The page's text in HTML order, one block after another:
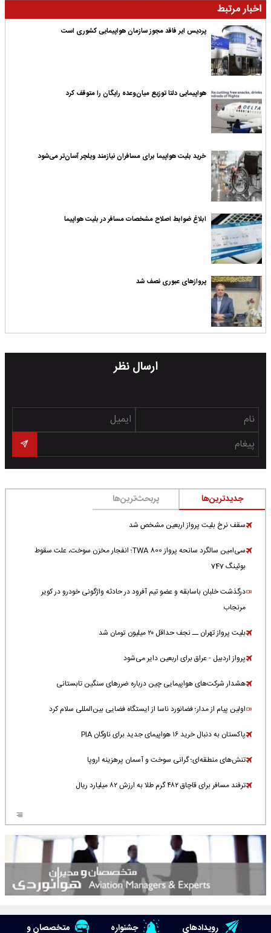
اخبار مرتبط
پردیس ایر فاقد مجوز سازمان هواپیمایی کشوری است
هواپیمایی دلتا توزیع میان‌وعده رایگان را متوقف کرد
خرید بلیت هواپیما برای مسافران نیازمند ویلچر آسان‌تر می‌شود
ابلاغ ضوابط اصلاح مشخصات مسافر در بلیت هواپیما
پروازهای عبوری نصف شد
ارسال نظر
جدیدترین‌ها پربحث‌ترین‌ها
سقف نرخ بلیت پرواز اربعین مشخص شد
سی‌امین سالگرد سانحه پرواز TWA 800؛ انفجار مخزن سوخت، علت سقوط
بوئینگ 747
درگذشت خلبان باسابقه و عضو تیم آفرود در حادثه واژگونی خودرو در کویر
مرنجاب
بلیت پرواز تهران ــ نجف حداقل ۲۰ میلیون تومان شد
پرواز اردبیل - عراق برای اربعین دایر می‌شود
هشدار شرکت‌های هواپیمایی چین درباره ضررهای سنگین تابستانی
اولین پیام از مدار؛ فضانورد ناسا از ایستگاه فضایی بین‌المللی سلام کرد
پاکستان به دنبال خرید ۱۶ هواپیمای جدید برای ناوگان PIA
تنش‌های منطقه‌ای؛ گرانی سوخت و آسمان پرهزینه اروپا
ترفند مسافر برای قاچاق ۴۸۲ گرم طلا به ارزش ۸۲ میلیارد ریال
شلوغ‌ترین فرودگاه‌های اروپا در ۲۰۲۵: لندن، استانبول و پاریس
پخش زنده پرواز سیزدهم موشک استارشیپ اسپیس‌ایکس [جمعه ساعت ۰۱:۴۵]
هوش مصنوعی وارد تعمیر و بازرسی موتورهای هواپیما شد
رویدادهای جشنواره متخصصان و